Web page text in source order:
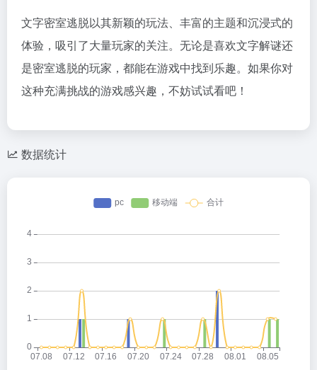
文字密室逃脱以其新颖的玩法、丰富的主题和沉浸式的
体验，吸引了大量玩家的关注。无论是喜欢文字解谜还
是密室逃脱的玩家，都能在游戏中找到乐趣。如果你对
这种充满挑战的游戏感兴趣，不妨试试看吧！
数据统计